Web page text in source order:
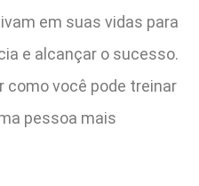
em suas vidas para
e alcançar o sucesso.
como você pode treinar
pessoa mais